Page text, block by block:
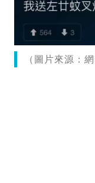
（圖片來源：